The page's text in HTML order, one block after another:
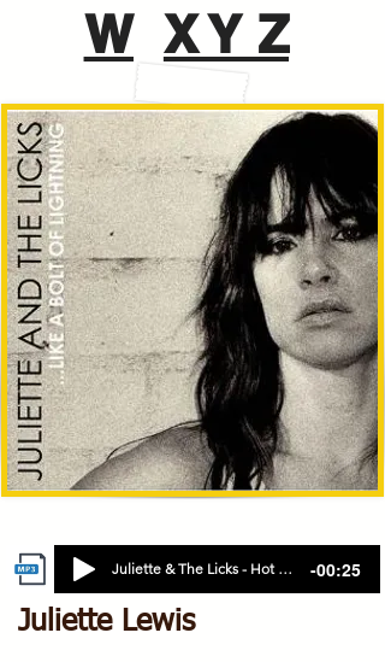
W X Y Z
Juliette & The Licks - Hot Kiss -00:25
Juliette Lewis